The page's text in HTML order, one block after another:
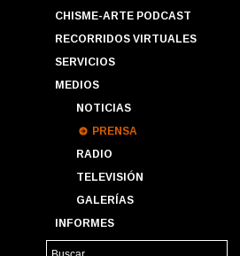
CHISME-ARTE PODCAST
RECORRIDOS VIRTUALES
SERVICIOS
MEDIOS
NOTICIAS
PRENSA
RADIO
TELEVISIÓN
GALERÍAS
INFORMES